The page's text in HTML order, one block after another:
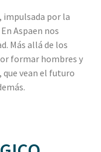
impulsada por la
Aspaen nos
Más allá de los
formar hombres y
que vean el futuro